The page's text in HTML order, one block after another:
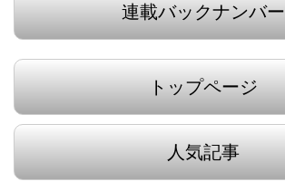
連載バックナンバー
トップページ
人気記事